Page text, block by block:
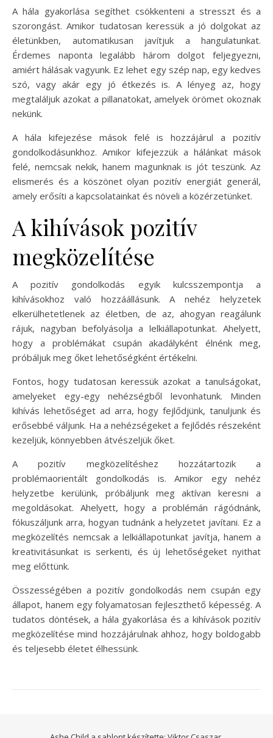
A hála gyakorlása segíthet csökkenteni a stresszt és a
szorongást. Amikor tudatosan keressük a jó dolgokat az
életünkben, automatikusan javítjuk a hangulatunkat.
Érdemes naponta legalább három dolgot feljegyezni,
amiért hálásak vagyunk. Ez lehet egy szép nap, egy kedves
szó, vagy akár egy jó étkezés is. A lényeg az, hogy
megtaláljuk azokat a pillanatokat, amelyek örömet okoznak
nekünk.
A hála kifejezése mások felé is hozzájárul a pozitív
gondolkodásunkhoz. Amikor kifejezzük a hálánkat mások
felé, nemcsak nekik, hanem magunknak is jót teszünk. Az
elismerés és a köszönet olyan pozitív energiát generál,
amely erősíti a kapcsolatainkat és növeli a közérzetünket.
A kihívások pozitív
megközelítése
A pozitív gondolkodás egyik kulcsszempontja a
kihívásokhoz való hozzáállásunk. A nehéz helyzetek
elkerülhetetlenek az életben, de az, ahogyan reagálunk
rájuk, nagyban befolyásolja a lelkiállapotunkat. Ahelyett,
hogy a problémákat csupán akadályként élnénk meg,
próbáljuk meg őket lehetőségként értékelni.
Fontos, hogy tudatosan keressük azokat a tanulságokat,
amelyeket egy-egy nehézségből levonhatunk. Minden
kihívás lehetőséget ad arra, hogy fejlődjünk, tanuljunk és
erősebbé váljunk. Ha a nehézségeket a fejlődés részeként
kezeljük, könnyebben átvészeljük őket.
A pozitív megközelítéshez hozzátartozik a
problémaorientált gondolkodás is. Amikor egy nehéz
helyzetbe kerülünk, próbáljunk meg aktívan keresni a
megoldásokat. Ahelyett, hogy a problémán rágódnánk,
fókuszáljunk arra, hogyan tudnánk a helyzetet javítani. Ez a
megközelítés nemcsak a lelkiállapotunkat javítja, hanem a
kreativitásunkat is serkenti, és új lehetőségeket nyithat
meg előttünk.
Összességében a pozitív gondolkodás nem csupán egy
állapot, hanem egy folyamatosan fejleszthető képesség. A
tudatos döntések, a hála gyakorlása és a kihívások pozitív
megközelítése mind hozzájárulnak ahhoz, hogy boldogabb
és teljesebb életet élhessünk.